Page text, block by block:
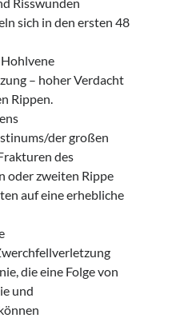
sich in den ersten 48
– hoher Verdacht
Rippen.
der großen
des
oder zweiten Rippe
auf eine erhebliche
die eine Folge von
und